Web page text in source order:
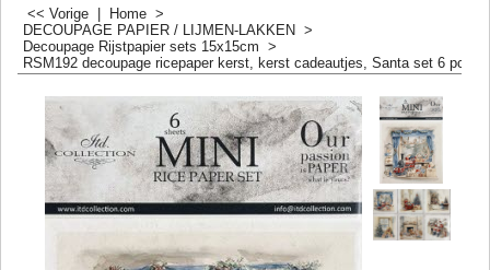
<< Vorige Home >
DECOUPAGE PAPIER / LIJMEN-LAKKEN >
Decoupage Rijstpapier sets 15x15cm >
RSM192 decoupage ricepaper kerst, kerst cadeautjes, Santa set 6 pcs